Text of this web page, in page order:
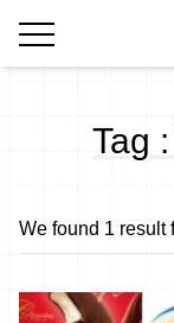
Tag
We found 1 result